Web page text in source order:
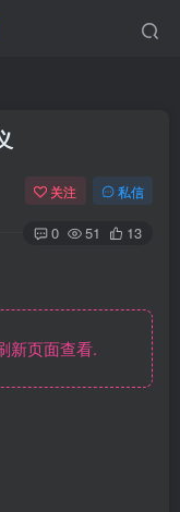
关注 私信
0 51 13
新页面查看.